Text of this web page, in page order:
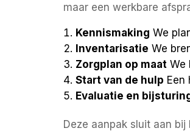
maar een werkbare
Kennismaking We
Inventarisatie We
Zorgplan op maat We
Start van de hulp Een
Evaluatie en
Deze aanpak sluit aan